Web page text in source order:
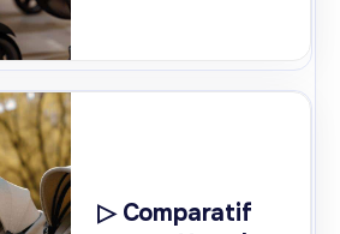
▷ Comparatif